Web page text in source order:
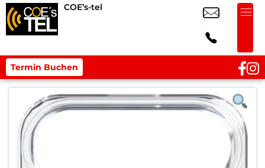
COE’s-tel
Termin Buchen